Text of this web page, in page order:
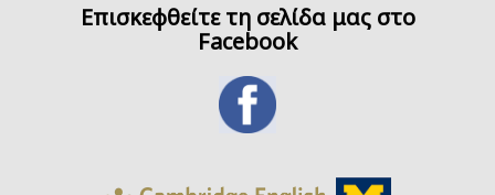
Επισκεφθείτε τη σελίδα μας στο
Facebook